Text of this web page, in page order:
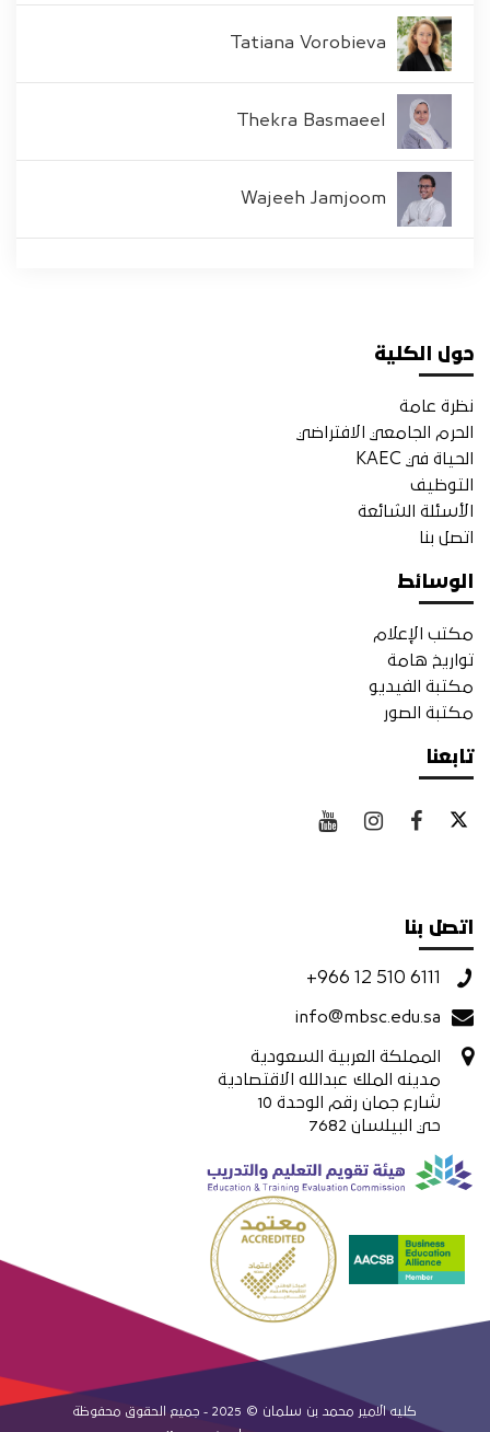
Tatiana Vorobieva
Thekra Basmaeel
Wajeeh Jamjoom
حول الكلية
نظرة عامة
الحرم الجامعي الافتراضي
الحياة في KAEC
التوظيف
الأسئلة الشائعة
اتصل بنا
الوسائط
مكتب الإعلام
تواريخ هامة
مكتبة الفيديو
مكتبة الصور
تابعنا
اتصل بنا
+966 12 510 6111
info@mbsc.edu.sa
المملكة العربية السعودية
مدينه الملك عبدالله الاقتصادية
شارع جمان رقم الوحدة 10
حي البيلسان 7682
كليه الامير محمد بن سلمان © 2025 - جميع الحقوق محفوظة